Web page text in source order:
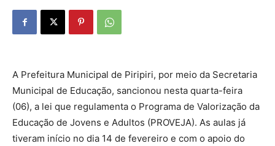
A Prefeitura Municipal de Piripiri, por meio da Secretaria
Municipal de Educação, sancionou nesta quarta-feira
(06), a lei que regulamenta o Programa de Valorização da
Educação de Jovens e Adultos (PROVEJA). As aulas já
tiveram início no dia 14 de fevereiro e com o apoio do